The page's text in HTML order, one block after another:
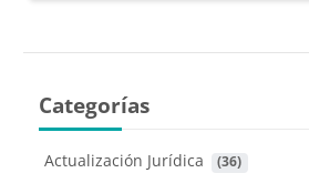
Categorías
Actualización Jurídica (36)